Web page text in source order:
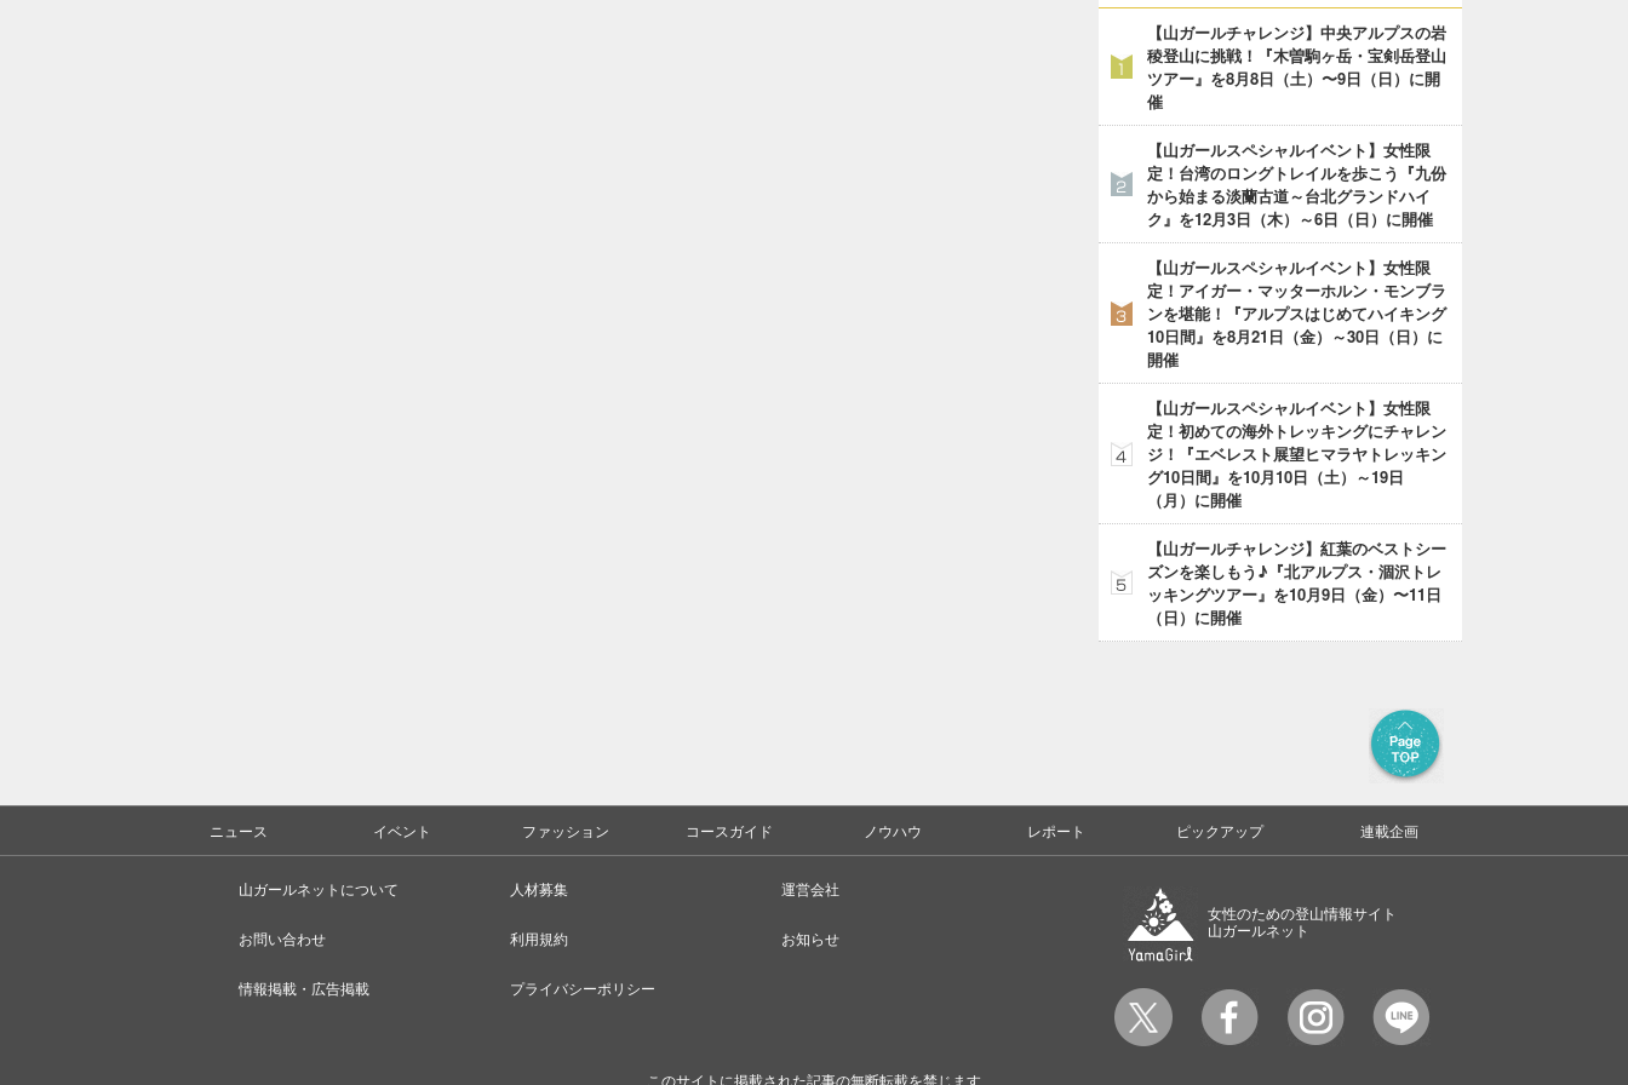
【山ガールチャレンジ】中央アルプスの岩
稜登山に挑戦！『木曽駒ヶ岳・宝剣岳登山
ツアー』を8月8日（土）〜9日（日）に開
催
【山ガールスペシャルイベント】女性限
定！台湾のロングトレイルを歩こう『九份
から始まる淡蘭古道～台北グランドハイ
ク』を12月3日（木）～6日（日）に開催
【山ガールスペシャルイベント】女性限
定！アイガー・マッターホルン・モンブラ
ンを堪能！『アルプスはじめてハイキング
10日間』を8月21日（金）～30日（日）に
開催
【山ガールスペシャルイベント】女性限
定！初めての海外トレッキングにチャレン
ジ！『エベレスト展望ヒマラヤトレッキン
グ10日間』を10月10日（土）～19日
（月）に開催
【山ガールチャレンジ】紅葉のベストシー
ズンを楽しもう♪『北アルプス・涸沢トレ
ッキングツアー』を10月9日（金）〜11日
（日）に開催
ニュース イベント ファッション コースガイド ノウハウ レポート ピックアップ 連載企画
女性のための登山情報サイト
山ガールネット
山ガールネットについて
お問い合わせ
情報掲載・広告掲載
人材募集
利用規約
プライバシーポリシー
運営会社
お知らせ
このサイトに掲載された記事の無断転載を禁じます